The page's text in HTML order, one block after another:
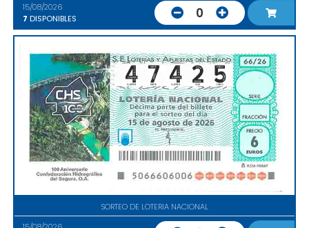
15/08/2026
7 DISPONIBLES 0
SORTEO DE LOTERIA NACIONAL